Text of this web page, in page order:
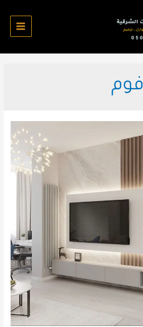
Main
Menu